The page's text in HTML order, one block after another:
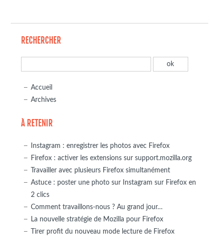
RECHERCHER
Accueil
Archives
À RETENIR
Instagram : enregistrer les photos avec Firefox
Firefox : activer les extensions sur support.mozilla.org
Travailler avec plusieurs Firefox simultanément
Astuce : poster une photo sur Instagram sur Firefox en
2 clics
Comment travaillons-nous ? Au grand jour…
La nouvelle stratégie de Mozilla pour Firefox
Tirer profit du nouveau mode lecture de Firefox